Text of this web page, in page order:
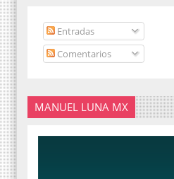
Entradas
Comentarios
MANUEL LUNA MX